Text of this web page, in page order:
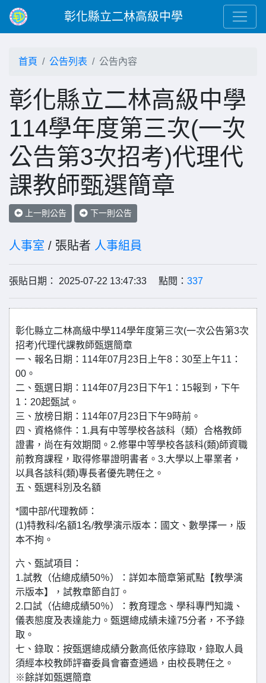
彰化縣立二林高級中學
首頁 公告列表 公告內容
彰化縣立二林高級中學
114學年度第三次(一次
公告第3次招考)代理代
課教師甄選簡章
上一則公告 下一則公告
人事室 / 張貼者 人事組員
張貼日期： 2025-07-22 13:47:33 點閱： 337
彰化縣立二林高級中學114學年度第三次(一次公告第3次
招考)代理代課教師甄選簡章
一、報名日期：114年07月23日上午8：30至上午11：
00。
二、甄選日期：114年07月23日下午1：15報到，下午
1：20起甄試。
三、放榜日期：114年07月23日下午9時前。
四、資格條件：1.具有中等學校各該科（類）合格教師
證書，尚在有效期間。2.修畢中等學校各該科(類)師資職
前教育課程，取得修畢證明書者。3.大學以上畢業者，
以具各該科(類)專長者優先聘任之。
五、甄選科別及名額
*國中部/代理教師：
(1)特教科/名額1名/教學演示版本：國文、數學擇一，版
本不拘。
六、甄試項目：
1.試教（佔總成績50％）：詳如本簡章第貳點【教學演
示版本】，試教章節自訂。
2.口試（佔總成績50％）：教育理念、學科專門知識、
儀表態度及表達能力。甄選總成績未達75分者，不予錄
取。
七、錄取：按甄選總成績分數高低依序錄取，錄取人員
須經本校教師評審委員會審查通過，由校長聘任之。
※餘詳如甄選簡章